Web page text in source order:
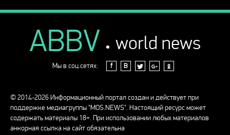
ABBV . world news
Мы в соц.сетях: f В
© 2014-2026 Информационный портал создан и действует при
поддержке медиагруппы "MOS.NEWS". Настоящий ресурс может
содержать материалы 18+. При использовании любых материалов
анкорная ссылка на сайт обязательна